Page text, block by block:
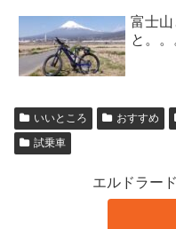
富士
と。。
いいところ おすすめ
試乗車
エルドラー